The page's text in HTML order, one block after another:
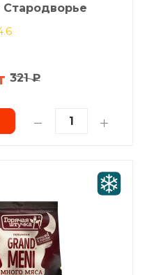
Стародворье
321₽